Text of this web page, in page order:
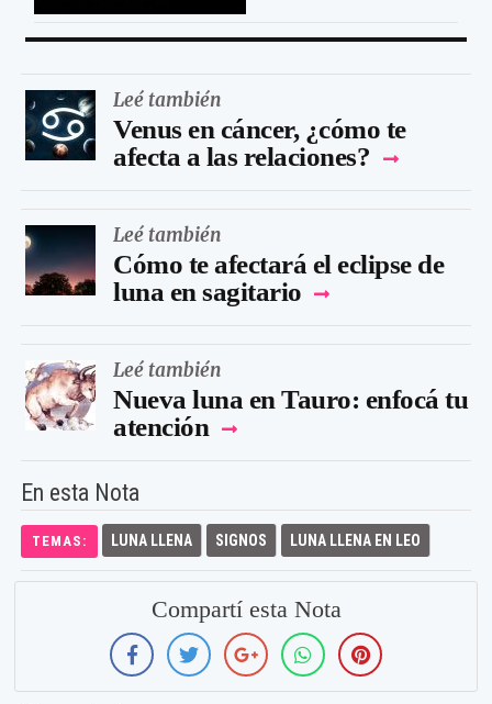
Leé también
Venus en cáncer, ¿cómo te
afecta a las relaciones?
Leé también
Cómo te afectará el eclipse de
luna en sagitario
Leé también
Nueva luna en Tauro: enfocá tu
atención
En esta Nota
TEMAS: LUNA LLENA SIGNOS LUNA LLENA EN LEO
Compartí esta Nota